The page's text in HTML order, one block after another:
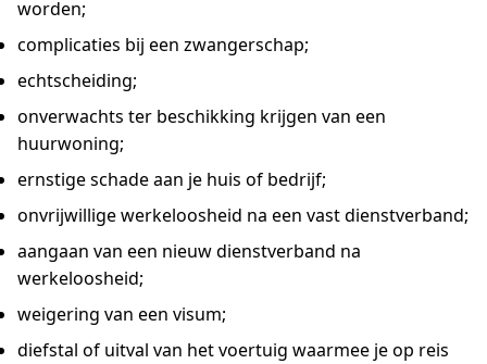
worden;
complicaties bij een zwangerschap;
echtscheiding;
onverwachts ter beschikking krijgen van een
huurwoning;
ernstige schade aan je huis of bedrijf;
onvrijwillige werkeloosheid na een vast dienstverband;
aangaan van een nieuw dienstverband na
werkeloosheid;
weigering van een visum;
diefstal of uitval van het voertuig waarmee je op reis